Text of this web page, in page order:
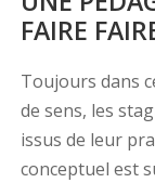
FAIRE
Toujours dans
de sens, les
issus de leur
conceptuel est